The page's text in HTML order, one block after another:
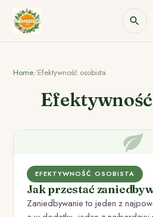
Home/Efektywność osobista
Efektywność
EFEKTYWNOŚĆ OSOBISTA
Jak przestać
Zaniedbywanie to jeden z